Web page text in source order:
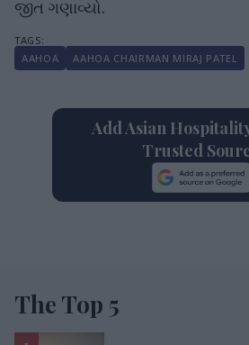
જીત ગણાવ્યો.
AAHOA AAHOA CHAIRMAN MIRAJ PATEL
Add Asian
Trusted
The Top 5